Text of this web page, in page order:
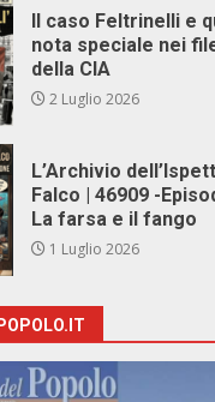
Il caso Feltrinelli e
nota speciale nei
della CIA
2 Luglio 2026
L’Archivio
Falco | 46909 -
La farsa e il fango
1 Luglio 2026